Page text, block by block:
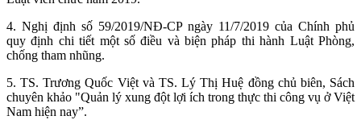
4. Nghị định số 59/2019/NĐ-CP ngày 11/7/2019 của Chính phủ
quy định chi tiết một số điều và biện pháp thi hành Luật Phòng,
chống tham nhũng.
5. TS. Trương Quốc Việt và TS. Lý Thị Huệ đồng chủ biên, Sách
chuyên khảo "Quản lý xung đột lợi ích trong thực thi công vụ ở Việt
Nam hiện nay”.